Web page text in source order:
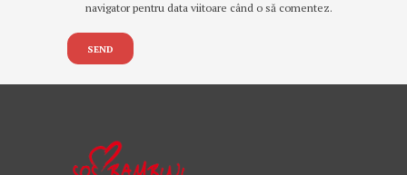
navigator pentru data viitoare când o să comentez.